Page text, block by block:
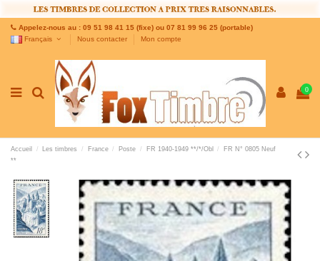
Appelez-nous au : 09 51 98 41 15 (fixe) ou 07 81 99 96 25 (portable)
Français
Nous contacter Mon compte
0
Accueil Les timbres France Poste FR 1940-1949 **/*/Obl
FR N° 0805 Neuf
**